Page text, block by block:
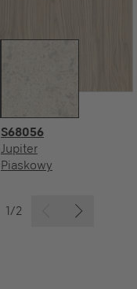
S68056
Jupiter
Piaskowy
1/2